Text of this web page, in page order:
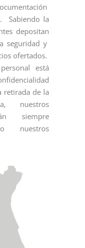
Sabiendo la
depositan
seguridad y
ofertados.
está
retirada de la
nuestros
siempre
nuestros